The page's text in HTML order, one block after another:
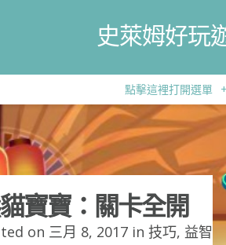
史萊姆好玩
點擊這裡打開選單 +
寶寶：關卡全開
on 三月 8, 2017 in 技巧, 益智